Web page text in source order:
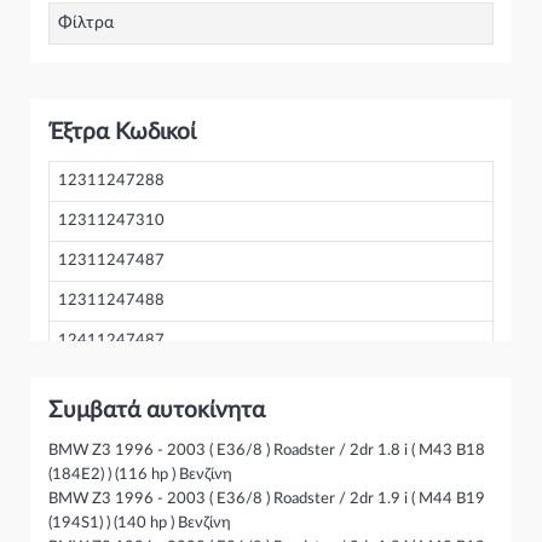
καθώς διαθέτουμε πλούσια γκάμα από Δυναμό/Εναλλάκτης
Φίλτρα
Έξτρα Κωδικοί
12311247288
12311247310
12311247487
12311247488
12411247487
1247487
CAL15221AS
Συμβατά αυτοκίνητα
BMW Z3 1996 - 2003 ( E36/8 ) Roadster / 2dr 1.8 i ( M43 B18
(184E2) ) (116 hp ) Βενζίνη
BMW Z3 1996 - 2003 ( E36/8 ) Roadster / 2dr 1.9 i ( M44 B19
(194S1) ) (140 hp ) Βενζίνη